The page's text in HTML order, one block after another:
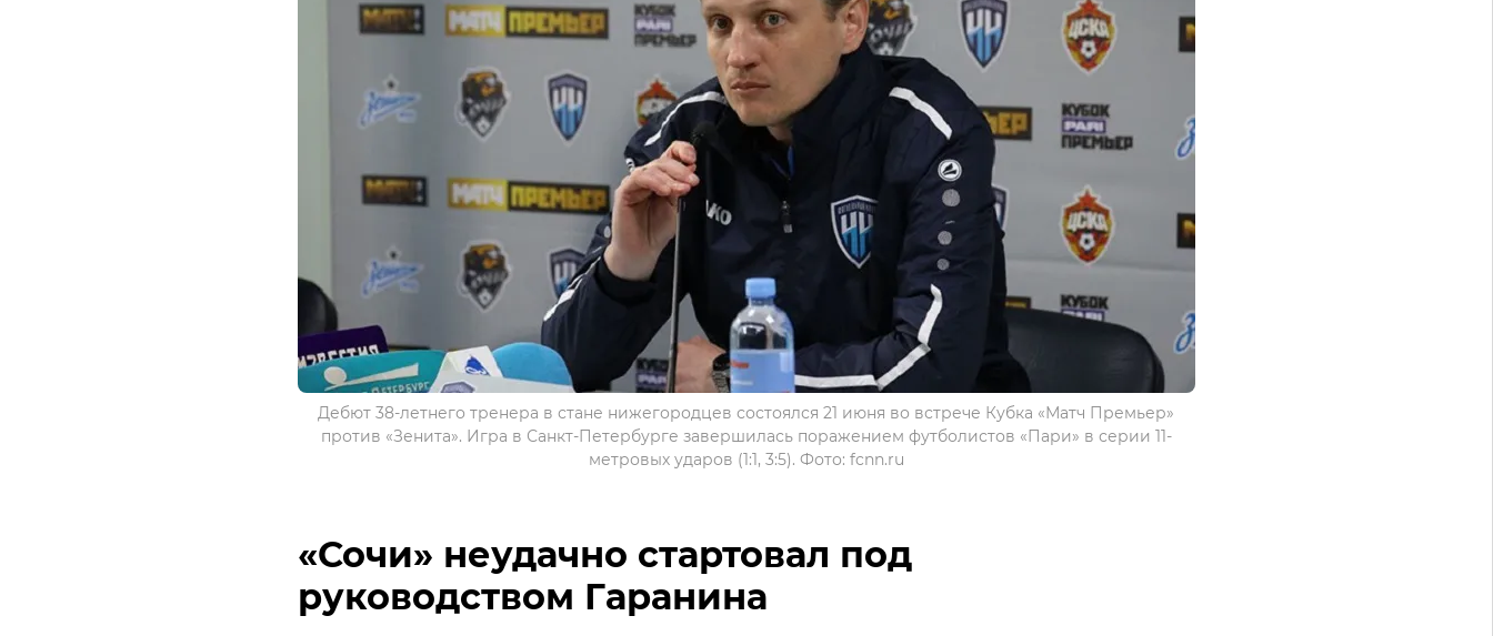
Дебют 38-летнего тренера в стане нижегородцев состоялся 21 июня во встрече Кубка «Матч Премьер»
против «Зенита». Игра в Санкт-Петербурге завершилась поражением футболистов «Пари» в серии 11-
метровых ударов (1:1, 3:5). Фото: fcnn.ru
«Сочи» неудачно стартовал под
руководством Гаранина